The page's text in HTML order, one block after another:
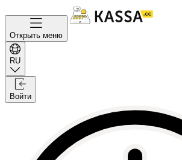
Открыть меню
RU
Войти